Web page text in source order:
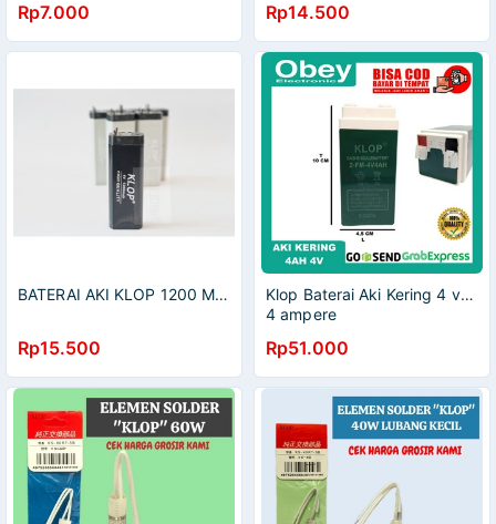
Rp7.000 Rp14.500
BATERAI AKI KLOP 1200 MAH 9X 3.2X 2.1 CM
Rp15.500
Klop Baterai Aki Kering 4 volt
4 ampere
Rp51.000